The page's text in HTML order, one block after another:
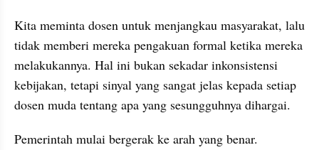
Kita meminta dosen untuk menjangkau masyarakat, lalu
tidak memberi mereka pengakuan formal ketika mereka
melakukannya. Hal ini bukan sekadar inkonsistensi
kebijakan, tetapi sinyal yang sangat jelas kepada setiap
dosen muda tentang apa yang sesungguhnya dihargai.
Pemerintah mulai bergerak ke arah yang benar.